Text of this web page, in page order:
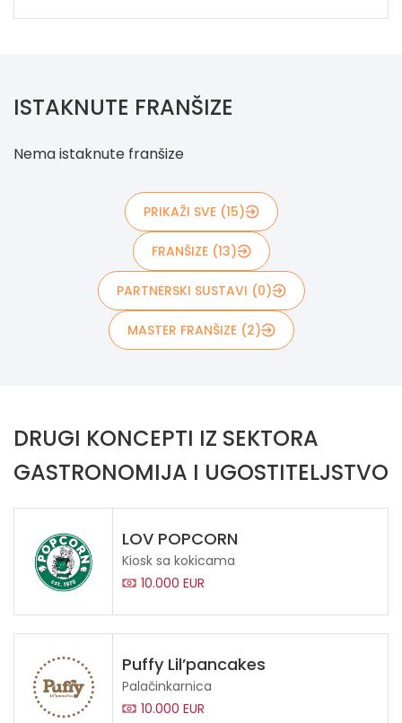
ISTAKNUTE FRANŠIZE
Nema istaknute franšize
PRIKAŽI SVE (15)
FRANŠIZE (13)
PARTNERSKI SUSTAVI (0)
MASTER FRANŠIZE (2)
DRUGI KONCEPTI IZ SEKTORA
GASTRONOMIJA I UGOSTITELJSTVO
LOV POPCORN
Kiosk sa kokicama
10.000 EUR
Puffy Lil’pancakes
Palačinkarnica
10.000 EUR